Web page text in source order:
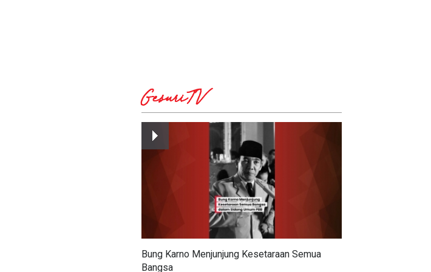
GesuriTV
Bung Karno Menjunjung Kesetaraan Semua
Bangsa